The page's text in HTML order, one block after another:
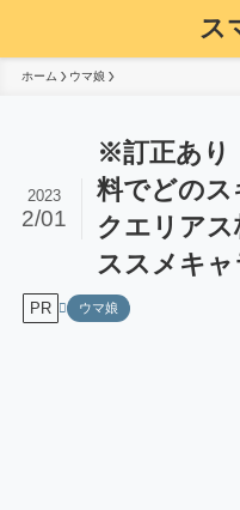
ス
ホーム ウマ娘
※訂正あり
料でどの
クエリア
ススメキャ
2023
2/01
PR ウマ娘